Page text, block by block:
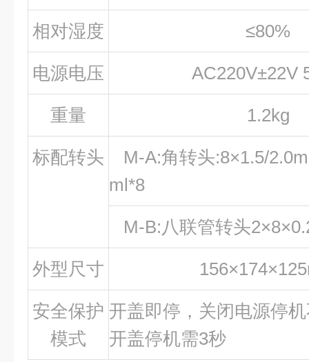
相对湿度 ≤80%
电源电压 AC220V±22V
重量 1.2kg
标配转头
M-A:角转头:8×1.5/
ml*8
M-B:八联管转头
外型尺寸
安全保护
模式
开盖即停，关闭电源停
开盖停机需3秒